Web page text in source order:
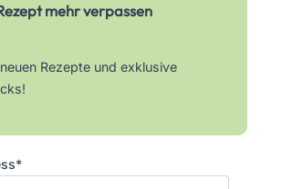
mehr verpassen
Rezepte und exklusive